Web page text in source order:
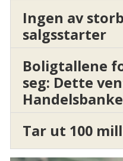
Ingen av
salgsstarter
Boligtallene
seg: Dette
Tar ut 100